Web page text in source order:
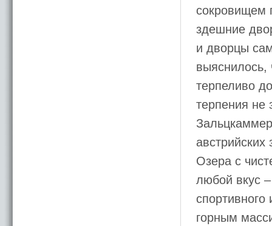
сокровищем
здешние
и дворцы
выяснилось,
терпеливо
терпения не
Озера с
любой вкус –
спортивного
горным